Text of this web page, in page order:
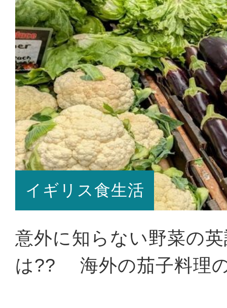
イギリス食生活
意外に知らない野菜の
は?? 海外の茄子料理